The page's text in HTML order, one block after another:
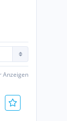
Anzeigen